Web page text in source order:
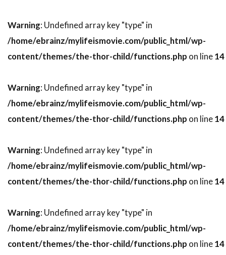
スティーヴン・マークス
スティーヴン・ミリオン
スティーヴン・メイザー
スティーヴン・ラング
スティーヴン・ルート
スティーヴ・イースティン
スティーヴ・コーレン
スティーヴ・ゴリン
スティーヴ・シェイガン
スティーヴ・ティッシュ
スティーヴ・ディッコ
スティーヴ・ブシェミ
スティーヴ・メラー
スティーヴ・ローレンス
ステイシー・シェア
Warning : Undefined array key "type" in
/home/ebrainz/mylifeismovie.com/public_html/wp-
content/themes/the-thor-child/functions.php on line14
Warning : Undefined array key "type" in
/home/ebrainz/mylifeismovie.com/public_html/wp-
content/themes/the-thor-child/functions.php on line14
Warning : Undefined array key "type" in
/home/ebrainz/mylifeismovie.com/public_html/wp-
content/themes/the-thor-child/functions.php on line14
Warning : Undefined array key "type" in
/home/ebrainz/mylifeismovie.com/public_html/wp-
content/themes/the-thor-child/functions.php on line14